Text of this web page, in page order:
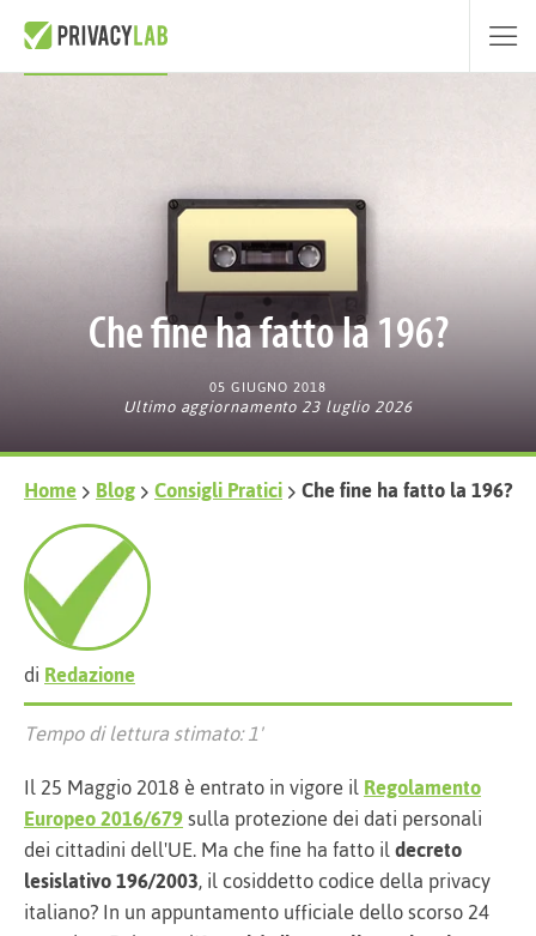
Che fine ha fatto la 196?
05 GIUGNO 2018
Ultimo aggiornamento 23 luglio 2026
Home Blog Consigli Pratici Che fine ha fatto la 196?
diRedazione
Tempo di lettura stimato: 1'
Il 25 Maggio 2018 è entrato in vigore ilRegolamento
Europeo 2016/679sulla protezione dei dati personali
dei cittadini dell'UE. Ma che fine ha fatto ildecreto
lesislativo 196/2003, il cosiddetto codice della privacy
italiano? In un appuntamento ufficiale dello scorso 24